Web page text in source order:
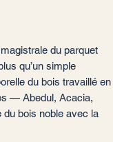
du parquet
qu’un simple
du bois travaillé en
— Abedul, Acacia,
bois noble avec la